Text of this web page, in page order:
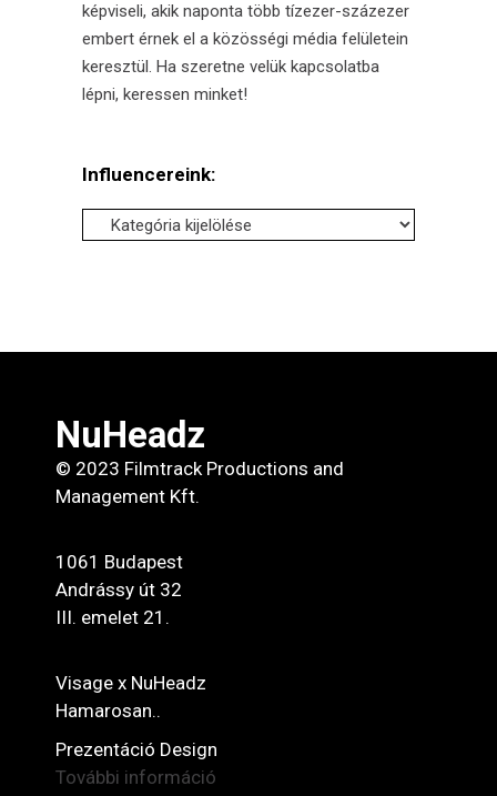
képviseli, akik naponta több tízezer-százezer
embert érnek el a közösségi média felületein
keresztül. Ha szeretne velük kapcsolatba
lépni, keressen minket!
Influencereink:
Influencereink:
NuHeadz
© 2023 Filmtrack Productions and
Management Kft.
1061 Budapest
Andrássy út 32
III. emelet 21.
Visage x NuHeadz
Hamarosan..
Prezentáció Design
További információ